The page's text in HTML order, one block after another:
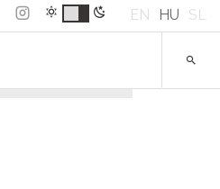
EN HU SL